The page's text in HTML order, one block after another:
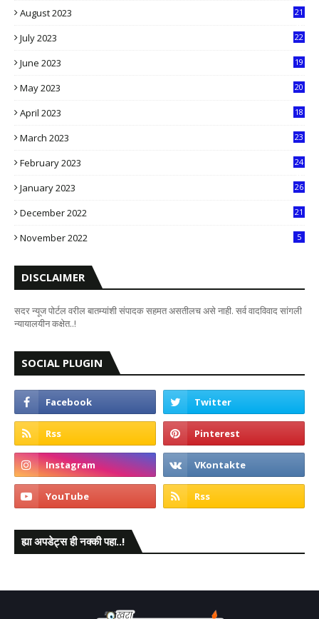
August 2023
21
July 2023
22
June 2023
19
May 2023
20
April 2023
18
March 2023
23
February 2023
24
January 2023
26
December 2022
21
November 2022 5
DISCLAIMER
सदर न्यूज पोर्टल वरील बातम्यांशी संपादक सहमत असतीलच असे नाही. सर्व वादविवाद सांगली
न्यायालयीन कक्षेत..!
SOCIAL PLUGIN
ह्या अपडेट्स ही नक्की पहा..!